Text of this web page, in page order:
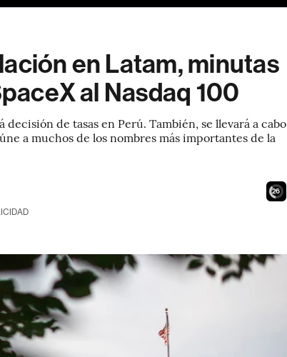
en Latam, minutas
al Nasdaq 100
de tasas en Perú. También, se llevará a cabo
a muchos de los nombres más importantes de la
24